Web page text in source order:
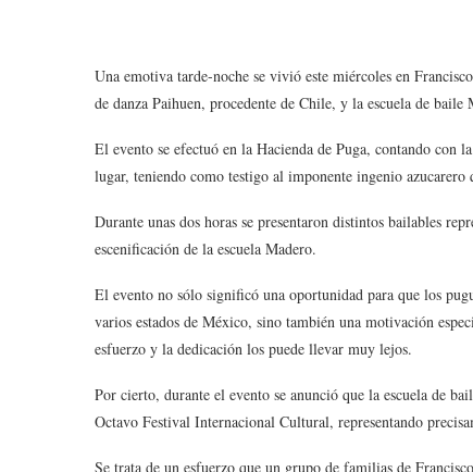
Una emotiva tarde-noche se vivió este miércoles en
de danza Paihuen, procedente de Chile, y la escuela de
El evento se efectuó en la Hacienda de Puga, contando con
lugar, teniendo como testigo al imponente ingenio azucarero
Durante unas dos horas se presentaron distintos bailables
escenificación de la escuela Madero.
El evento no sólo significó una oportunidad para que los
varios estados de México, sino también una motivación
esfuerzo y la dedicación los puede llevar muy lejos.
Por cierto, durante el evento se anunció que la escuela de
Octavo Festival Internacional Cultural, representando
Se trata de un esfuerzo que un grupo de familias de